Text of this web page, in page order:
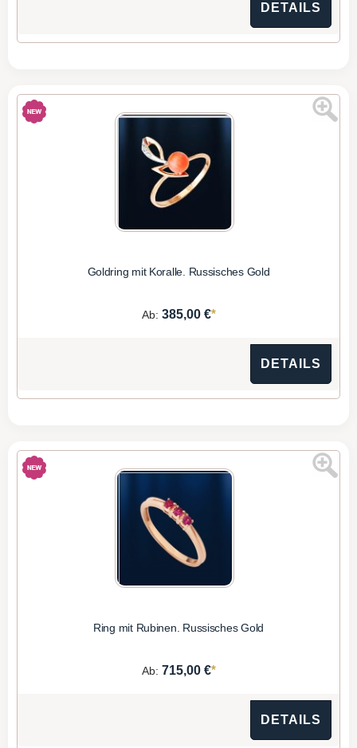
DETAILS
Goldring mit Koralle. Russisches Gold
Ab: 385,00 €*
DETAILS
Ring mit Rubinen. Russisches Gold
Ab: 715,00 €*
DETAILS